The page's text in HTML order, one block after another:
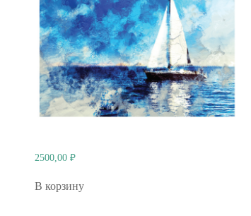
2500,00 ₽
В корзину